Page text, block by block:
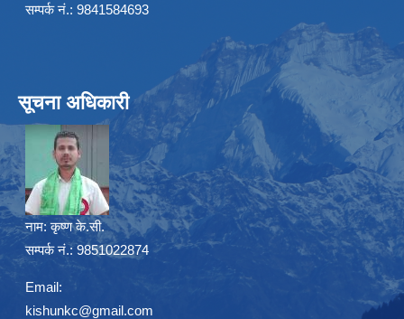
सम्पर्क नं.: 9841584693
सूचना अधिकारी
नाम: कृष्ण के.सी.
सम्पर्क नं.: 9851022874
Email:
kishunkc@gmail.com